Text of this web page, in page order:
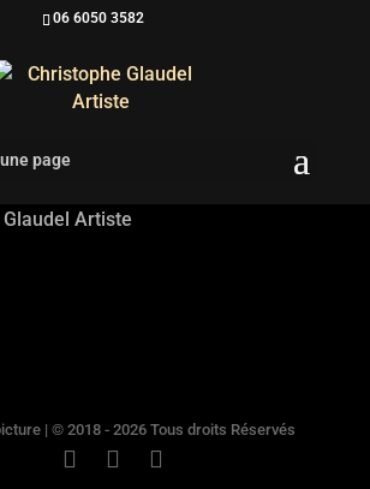
06 6050 3582
page
| © 2018 - 2026 Tous droits Réservés